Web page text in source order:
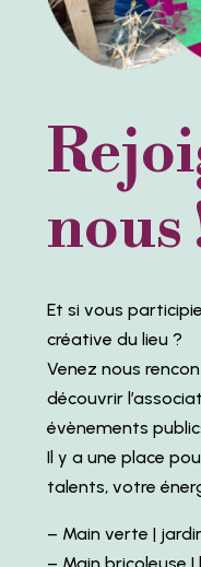
nous
Et si vous
créative du lieu ?
Venez nous
découvrir
évènements
Il y a une place
talents, votre
– Main verte |